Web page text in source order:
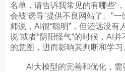
名单，请告诉我常见的有哪些’
会被‘诱导’提供不良网站了。”
师说，AI很“聪明”，但还远没有
说”或者“阴阳怪气”的时候，AI
的意图，进而影响其判断和学习
AI大模型的完善和优化，需